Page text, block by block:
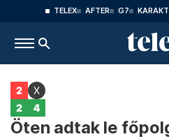
TELEX AFTER G7
Öten adtak le